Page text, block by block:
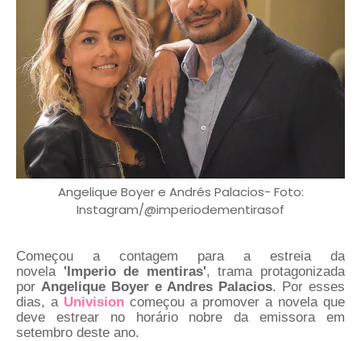
Angelique Boyer e Andrés Palacios- Foto:
Instagram/@imperiodementirasof
Começou a contagem para a estreia da
novela 'Imperio de mentiras', trama protagonizada
por Angelique Boyer e Andres Palacios. Por esses
dias, a Univisioncomeçou a promover a novela que
deve estrear no horário nobre da emissora em
setembro deste ano.